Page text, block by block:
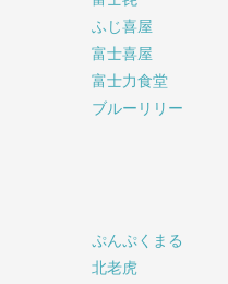
ふじ喜屋
富士喜屋
富士力食堂
ブルーリリー
ぷんぷくまる
北老虎